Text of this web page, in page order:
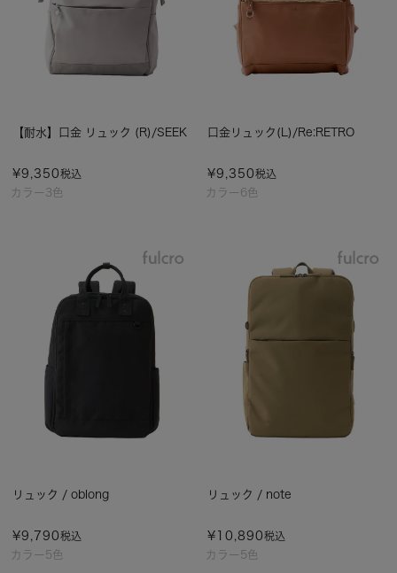
カラー3色
【耐水】口金 リュック (R)/SEEK
¥9,350税込
カラー6色
口金リュック(L)/Re:RETRO
¥9,350税込
カラー5色
リュック / oblong
¥9,790税込
カラー5色
リュック / note
¥ 10,890税込